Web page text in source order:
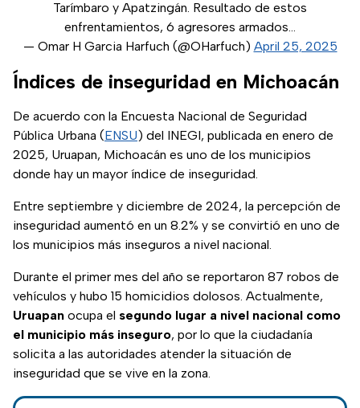
Tarímbaro y Apatzingán. Resultado de estos
enfrentamientos, 6 agresores armados…
— Omar H Garcia Harfuch (@OHarfuch) April 25, 2025
Índices de inseguridad en Michoacán
De acuerdo con la Encuesta Nacional de Seguridad
Pública Urbana (ENSU(se abre en nueva pestaña)
) del INEGI, publicada en enero de
2025, Uruapan, Michoacán es uno de los municipios
donde hay un mayor índice de inseguridad.
Entre septiembre y diciembre de 2024, la percepción de
inseguridad aumentó en un 8.2% y se convirtió en uno de
los municipios más inseguros a nivel nacional.
Durante el primer mes del año se reportaron 87 robos de
vehículos y hubo 15 homicidios dolosos. Actualmente,
Uruapan ocupa el segundo lugar a nivel nacional como
el municipio más inseguro, por lo que la ciudadanía
solicita a las autoridades atender la situación de
inseguridad que se vive en la zona.